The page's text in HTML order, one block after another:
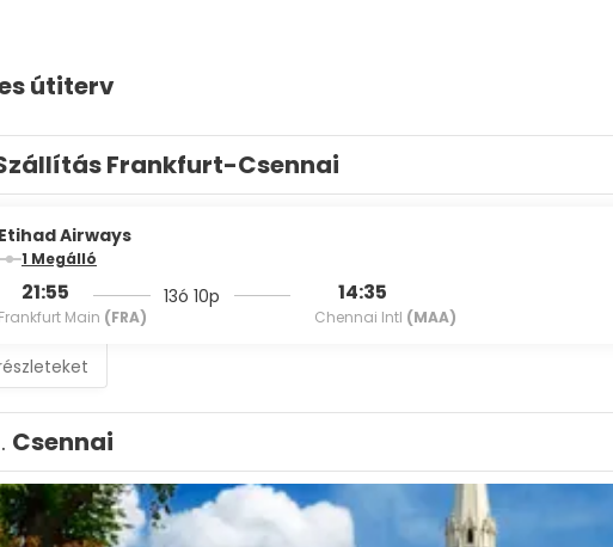
útiterv
Frankfurt-Csennai
Etihad Airways
1 Megálló
21:55
Frankfurt Main (FRA)
13ó 10p 14:35
Chennai Intl (MAA)
Csennai